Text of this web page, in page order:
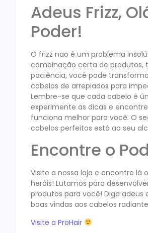
Adeus Frizz,
Poder!
O frizz não é um problema
combinação certa de produtos,
paciência, você pode
cabelos de arrepiados para
Lembre-se que cada cabelo é
experimente as dicas e
funciona melhor para você. O
cabelos perfeitos está ao seu
Encontre o
Visite a nossa loja e encontre lá
heróis! Lutamos para
produtos para você! Diga adeus
boas vindas aos cabelos
Visite a ProHair